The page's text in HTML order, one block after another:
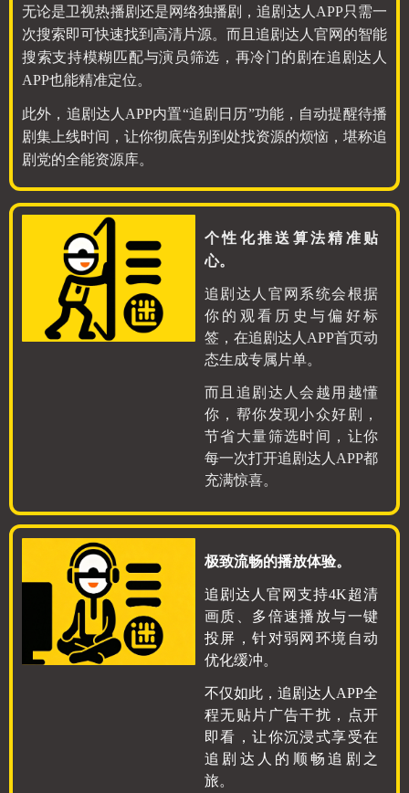
无论是卫视热播剧还是网络独播剧，追剧达人APP只需一
次搜索即可快速找到高清片源。而且追剧达人官网的智能
搜索支持模糊匹配与演员筛选，再冷门的剧在追剧达人
APP也能精准定位。
此外，追剧达人APP内置“追剧日历”功能，自动提醒待播
剧集上线时间，让你彻底告别到处找资源的烦恼，堪称追
剧党的全能资源库。
个性化推送算法精准贴
心。
追剧达人官网系统会根据
你的观看历史与偏好标
签，在追剧达人APP首页动
态生成专属片单。
而且追剧达人会越用越懂
你，帮你发现小众好剧，
节省大量筛选时间，让你
每一次打开追剧达人APP都
充满惊喜。
极致流畅的播放体验。
追剧达人官网支持4K超清
画质、多倍速播放与一键
投屏，针对弱网环境自动
优化缓冲。
不仅如此，追剧达人APP全
程无贴片广告干扰，点开
即看，让你沉浸式享受在
追剧达人的顺畅追剧之
旅。